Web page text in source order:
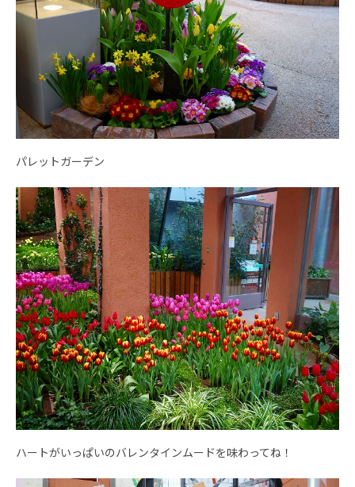
パレットガーデン
ハートがいっぱいのバレンタインムードを味わってね！